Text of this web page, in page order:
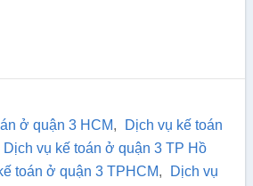
ở quận 3 HCM,
Dịch vụ kế toán
Dịch vụ kế toán ở quận 3 TP Hồ
toán ở quận 3 TPHCM,
Dịch vụ